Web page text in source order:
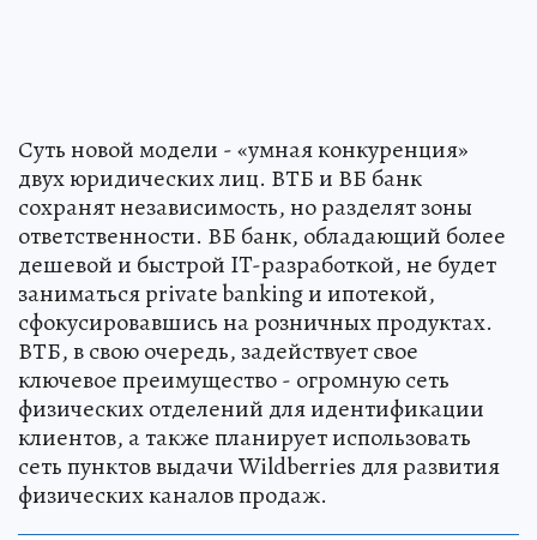
Суть новой модели - «умная конкуренция»
двух юридических лиц. ВТБ и ВБ банк
сохранят независимость, но разделят зоны
ответственности. ВБ банк, обладающий более
дешевой и быстрой IT-разработкой, не будет
заниматься private banking и ипотекой,
сфокусировавшись на розничных продуктах.
ВТБ, в свою очередь, задействует свое
ключевое преимущество - огромную сеть
физических отделений для идентификации
клиентов, а также планирует использовать
сеть пунктов выдачи Wildberries для развития
физических каналов продаж.